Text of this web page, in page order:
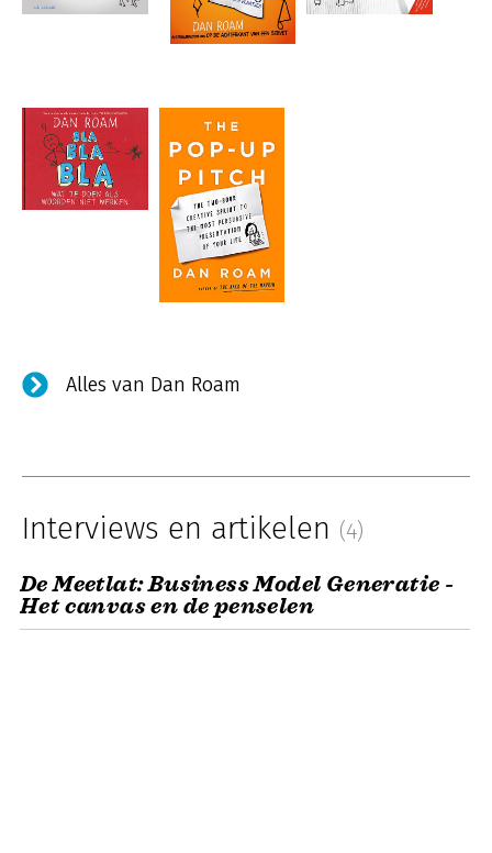
Alles van Dan Roam
Interviews en artikelen (4)
De Meetlat: Business Model Generatie -
Het canvas en de penselen